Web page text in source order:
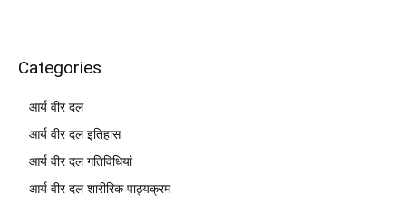
Categories
आर्य वीर दल
आर्य वीर दल इतिहास
आर्य वीर दल गतिविधियां
आर्य वीर दल शारीरिक पाठ्यक्रम